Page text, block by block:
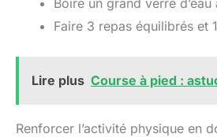
Faire 3 repas équilibrés et
Lire plus Course à pied :
Renforcer l’activité physique en